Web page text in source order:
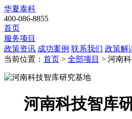
华夏泰科
400-086-8855
首页
服务项目
政策资讯 成功案例 联系我们 政策解
当前位置： 首页 > 全部项目 > 河南
河南科技智库